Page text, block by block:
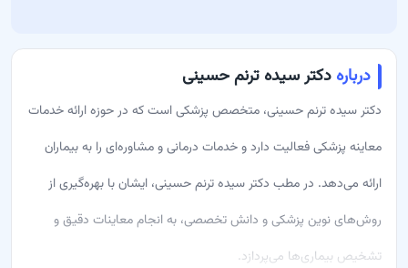
درباره دکتر سیده ترنم حسینی
دکتر سیده ترنم حسینی، متخصص پزشکی است که در حوزه ارائه خدمات
معاینه پزشکی فعالیت دارد و خدمات درمانی و مشاوره‌ای را به بیماران
ارائه می‌دهد. در مطب دکتر سیده ترنم حسینی، ایشان با بهره‌گیری از
روش‌های نوین پزشکی و دانش تخصصی، به انجام معاینات دقیق و
تشخیص بیماری‌ها می‌پردازد.